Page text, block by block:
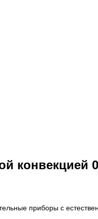
конвекцией
приборы с